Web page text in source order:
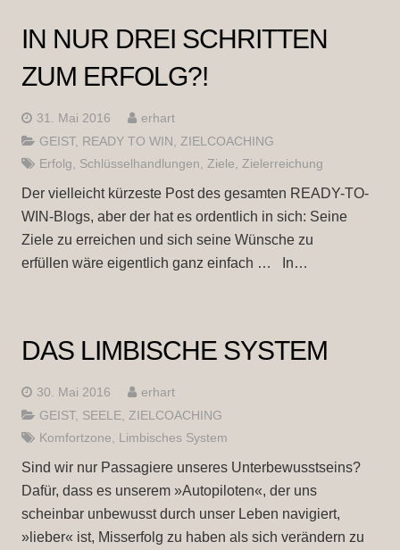
IN NUR DREI SCHRITTEN
ZUM ERFOLG?!
31. Mai 2016
erhart
GEIST, READY TO WIN
ZIELCOACHING
Erfolg
Schlüsselhandlungen Ziele Zielerreichung
Der vielleicht kürzeste Post des gesamten READY-TO-
WIN-Blogs, aber der hat es ordentlich in sich: Seine
Ziele zu erreichen und sich seine Wünsche zu
erfüllen wäre eigentlich ganz einfach … In…
DAS LIMBISCHE SYSTEM
30. Mai 2016
erhart
GEIST, SEELE, ZIELCOACHING
Komfortzone
Limbisches System
Sind wir nur Passagiere unseres Unterbewusstseins?
Dafür, dass es unserem »Autopiloten«, der uns
scheinbar unbewusst durch unser Leben navigiert,
»lieber« ist, Misserfolg zu haben als sich verändern zu